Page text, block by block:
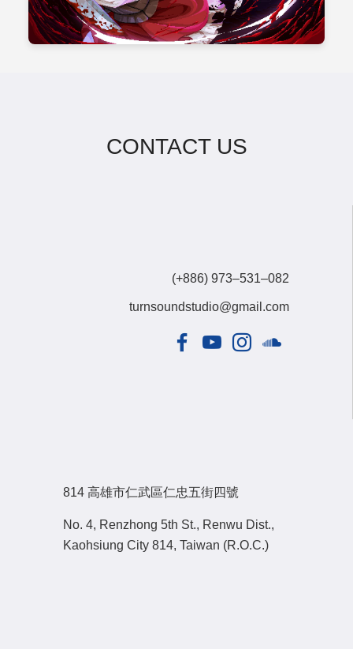
CONTACT US
(+886) 973–531–082
turnsoundstudio@gmail.com
814 高雄市仁武區仁忠五街四號
No. 4, Renzhong 5th St., Renwu Dist.,
Kaohsiung City 814, Taiwan (R.O.C.)